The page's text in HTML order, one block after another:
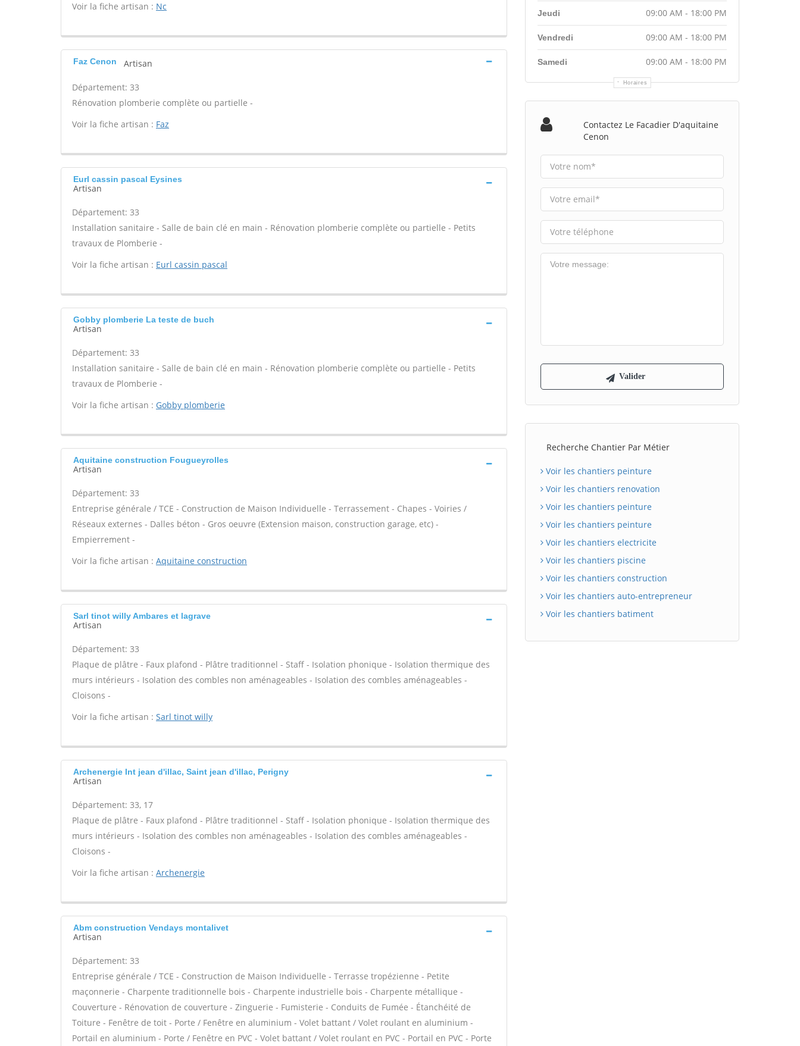
Voir la fiche artisan : Nc
Faz Cenon Artisan
Département: 33
Rénovation plomberie complète ou partielle -
Voir la fiche artisan : Faz
Eurl cassin pascal Eysines
Artisan
Département: 33
Installation sanitaire - Salle de bain clé en main - Rénovation plomberie complète ou partielle - Petits
travaux de Plomberie -
Voir la fiche artisan : Eurl cassin pascal
Gobby plomberie La teste de buch
Artisan
Département: 33
Installation sanitaire - Salle de bain clé en main - Rénovation plomberie complète ou partielle - Petits
travaux de Plomberie -
Voir la fiche artisan : Gobby plomberie
Aquitaine construction Fougueyrolles
Artisan
Département: 33
Entreprise générale / TCE - Construction de Maison Individuelle - Terrassement - Chapes - Voiries /
Réseaux externes - Dalles béton - Gros oeuvre (Extension maison, construction garage, etc) -
Empierrement -
Voir la fiche artisan : Aquitaine construction
Sarl tinot willy Ambares et lagrave
Artisan
Département: 33
Plaque de plâtre - Faux plafond - Plâtre traditionnel - Staff - Isolation phonique - Isolation thermique des
murs intérieurs - Isolation des combles non aménageables - Isolation des combles aménageables -
Cloisons -
Voir la fiche artisan : Sarl tinot willy
Archenergie Int jean d'illac, Saint jean d'illac, Perigny
Artisan
Département: 33, 17
Plaque de plâtre - Faux plafond - Plâtre traditionnel - Staff - Isolation phonique - Isolation thermique des
murs intérieurs - Isolation des combles non aménageables - Isolation des combles aménageables -
Cloisons -
Voir la fiche artisan : Archenergie
Abm construction Vendays montalivet
Artisan
Département: 33
Entreprise générale / TCE - Construction de Maison Individuelle - Terrasse tropézienne - Petite
maçonnerie - Charpente traditionnelle bois - Charpente industrielle bois - Charpente métallique -
Couverture - Rénovation de couverture - Zinguerie - Fumisterie - Conduits de Fumée - Étanchéité de
Toiture - Fenêtre de toit - Porte / Fenêtre en aluminium - Volet battant / Volet roulant en aluminium -
Portail en aluminium - Porte / Fenêtre en PVC - Volet battant / Volet roulant en PVC - Portail en PVC - Porte
Horaires
Jeudi 09:00 AM - 18:00 PM
Vendredi 09:00 AM - 18:00 PM
Samedi 09:00 AM - 18:00 PM
Contactez Le Facadier D'aquitaine
Cenon
Recherche Chantier Par Métier
Voir les chantiers peinture
Voir les chantiers renovation
Voir les chantiers peinture
Voir les chantiers peinture
Voir les chantiers electricite
Voir les chantiers piscine
Voir les chantiers construction
Voir les chantiers auto-entrepreneur
Voir les chantiers batiment